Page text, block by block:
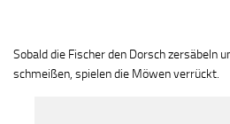
Sobald die Fischer den Dorsch zersäbeln
schmeißen, spielen die Möwen verrückt.